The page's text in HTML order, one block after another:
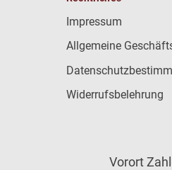
Impressum
Allgemeine
Widerrufsbelehrung
Vorort